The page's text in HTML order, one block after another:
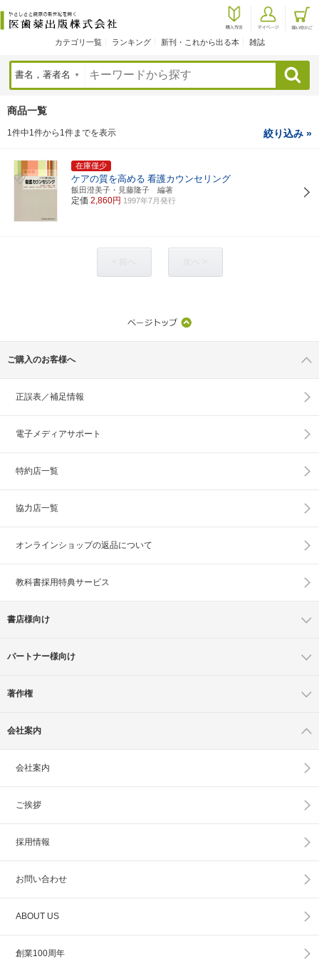
カテゴリ一覧 ランキング 新刊・これから出る本 雑誌
検索
商品一覧
1件中1件から1件までを表示 絞り込み »
在庫僅少
ケアの質を高める 看護カウンセリング
飯田澄美子・見藤隆子 編著
定価 2,860円 1997年7月発行
ご購入のお客様へ
正誤表／補足情報
電子メディアサポート
特約店一覧
協力店一覧
オンラインショップの返品について
教科書採用特典サービス
書店様向け
パートナー様向け
著作権
会社案内
会社案内
ご挨拶
採用情報
お問い合わせ
ABOUT US
創業100周年